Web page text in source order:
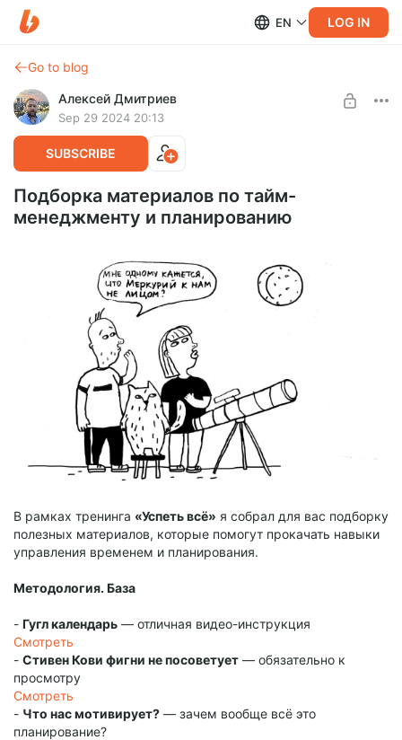
EN LOG IN
Go to blog
Алексей Дмитриев
Sep 29 2024 20:13
SUBSCRIBE
Подборка материалов по тайм-
менеджменту и планированию
В рамках тренинга «Успеть всё» я собрал для вас подборку
полезных материалов, которые помогут прокачать навыки
управления временем и планирования.
Методология. База
- Гугл календарь — отличная видео-инструкция
Смотреть
- Стивен Кови фигни не посоветует — обязательно к
просмотру
Смотреть
- Что нас мотивирует? — зачем вообще всё это
планирование?